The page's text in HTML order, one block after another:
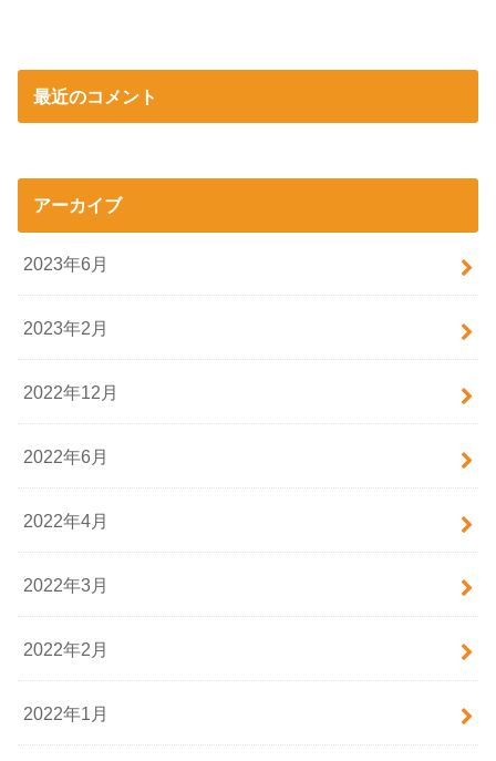
最近のコメント
アーカイブ
2023年6月
2023年2月
2022年12月
2022年6月
2022年4月
2022年3月
2022年2月
2022年1月